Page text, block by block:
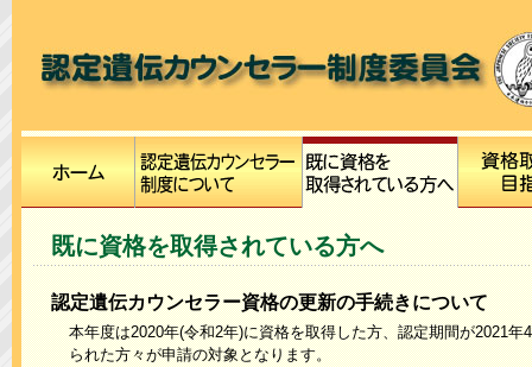
既に資格を取得されている方へ
認定遺伝カウンセラー資格の更新の手続きについて
本年度は2020年(令和2年)に資格を取得した方、認定期間が2021
られた方々が申請の対象となります。